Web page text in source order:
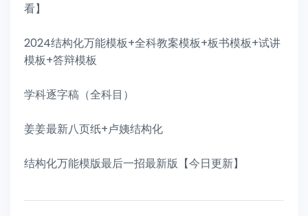
看】
2024结构化万能模板+全科教案模板+板书模板+试讲
模板+答辩模板
学科逐字稿（全科目）
姜姜最新八页纸+卢姨结构化
结构化万能模版最后一招最新版【今日更新】